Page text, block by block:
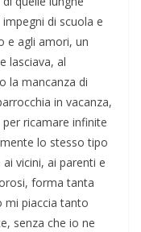
di scuola e
e agli amori, un
lasciava, al
la mancanza di
in vacanza,
ricamare infinite
lo stesso tipo
vicini, ai parenti e
forma tanta
mi piaccia tanto
senza che io ne